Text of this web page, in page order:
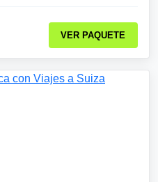
VER PAQUETE